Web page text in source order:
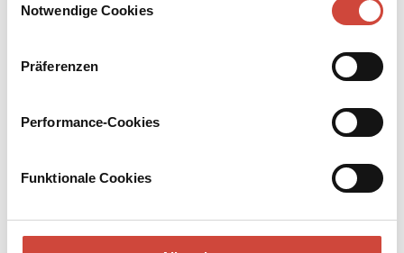
Notwendige Cookies
Präferenzen
Performance-Cookies
Funktionale Cookies
Lila, Lila
So rein wie die Liebesgeschichte, die er als Manuskript in einem
alten Nachttisch findet, sind auch Davids Gefühle für Marie. Und
werden als der, der er ist. David schlüpft in eine Identität, die ihm
Mehr zum Inhalt
352 Seiten
erschienen am 30. Januar 2004